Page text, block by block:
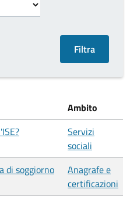
Ambito
Servizi
sociali
di soggiorno
Anagrafe e
certificazioni